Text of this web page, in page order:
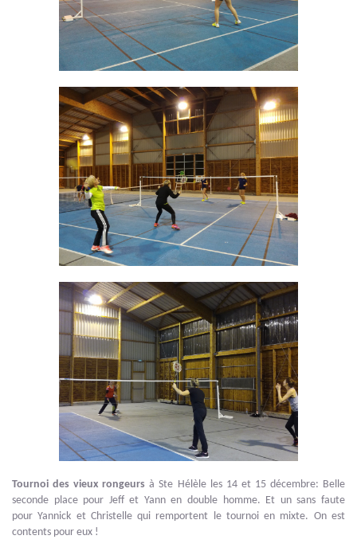
Tournoi des vieux rongeurs à Ste Hélèle les 14 et 15 décembre: Belle
seconde place pour Jeff et Yann en double homme. Et un sans faute
pour Yannick et Christelle qui remportent le tournoi en mixte. On est
contents pour eux !